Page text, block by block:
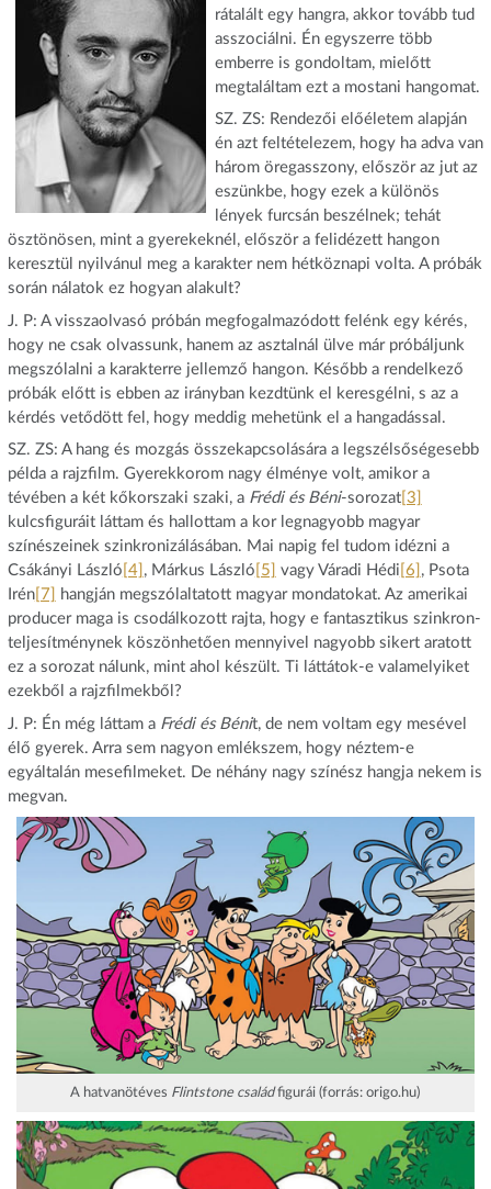
rátalált egy hangra, akkor tovább tud
asszociálni. Én egyszerre több
emberre is gondoltam, mielőtt
megtaláltam ezt a mostani hangomat.
SZ. ZS: Rendezői előéletem alapján
én azt feltételezem, hogy ha adva van
három öregasszony, először az jut az
eszünkbe, hogy ezek a különös
lények furcsán beszélnek; tehát
ösztönösen, mint a gyerekeknél, először a felidézett hangon
keresztül nyilvánul meg a karakter nem hétköznapi volta. A próbák
során nálatok ez hogyan alakult?
J. P: A visszaolvasó próbán megfogalmazódott felénk egy kérés,
hogy ne csak olvassunk, hanem az asztalnál ülve már próbáljunk
megszólalni a karakterre jellemző hangon. Később a rendelkező
próbák előtt is ebben az irányban kezdtünk el keresgélni, s az a
kérdés vetődött fel, hogy meddig mehetünk el a hangadással.
SZ. ZS: A hang és mozgás összekapcsolására a legszélsőségesebb
példa a rajzfilm. Gyerekkorom nagy élménye volt, amikor a
tévében a két kőkorszaki szaki, a Frédi és Béni-sorozat[3]
kulcsfiguráit láttam és hallottam a kor legnagyobb magyar
színészeinek szinkronizálásában. Mai napig fel tudom idézni a
Csákányi László [4] , Márkus László [5] vagy Váradi Hédi [6] , Psota
Irén[7]
hangján megszólaltatott magyar mondatokat. Az amerikai
producer maga is csodálkozott rajta, hogy e fantasztikus szinkron-
teljesítménynek köszönhetően mennyivel nagyobb sikert aratott
ez a sorozat nálunk, mint ahol készült. Ti láttátok-e valamelyiket
ezekből a rajzfilmekből?
J. P: Én még láttam a Frédi és Bénit, de nem voltam egy mesével
élő gyerek. Arra sem nagyon emlékszem, hogy néztem-e
egyáltalán mesefilmeket. De néhány nagy színész hangja nekem is
megvan.
A hatvanötéves Flintstone családfigurái (forrás: origo.hu)